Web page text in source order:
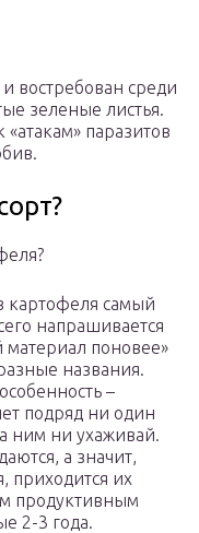
востребован среди
зеленые листья.
«атакам» паразитов
картофеля самый
напрашивается
материал поновее»
названия.
–
подряд ни один
ним ни ухаживай.
а значит,
приходится их
продуктивным
2-3 года.